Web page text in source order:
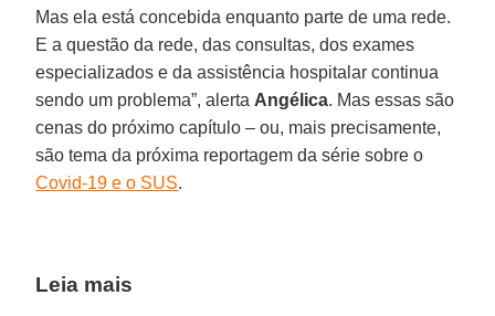
Mas ela está concebida enquanto parte de uma rede.
E a questão da rede, das consultas, dos exames
especializados e da assistência hospitalar continua
sendo um problema”, alerta Angélica. Mas essas são
cenas do próximo capítulo – ou, mais precisamente,
são tema da próxima reportagem da série sobre o
Covid-19 e o SUS.
Leia mais